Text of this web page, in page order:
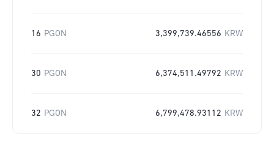
16 PGON 3,399,739.46556 KRW
30 PGON 6,374,511.49792 KRW
32 PGON 6,799,478.93112 KRW